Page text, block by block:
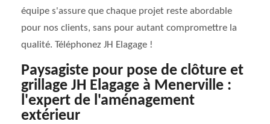
équipe s'assure que chaque projet reste abordable
pour nos clients, sans pour autant compromettre la
qualité. Téléphonez JH Elagage !
Paysagiste pour pose de clôture et
grillage JH Elagage à Menerville :
l'expert de l'aménagement
extérieur